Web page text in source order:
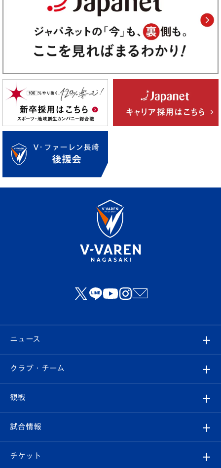
ニュース
すべて
クラブ
試合情報
クラブ・チーム
クラブ概要
観戦
観戦ルール
試合情報
試合日程/結果
チケット